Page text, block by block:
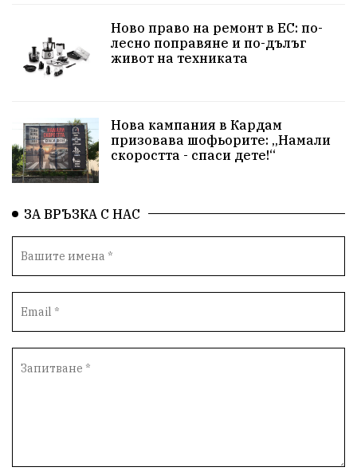
Ново право на ремонт в ЕС: по-
лесно поправяне и по-дълъг
живот на техниката
Нова кампания в Кардам
призовава шофьорите: „Намали
скоростта - спаси дете!“
ЗА ВРЪЗКА С НАС